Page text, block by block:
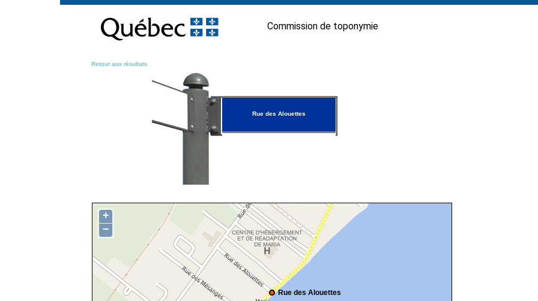
contenu
Commission de toponymie
Retour aux résultats
Rue des Alouettes
Rue des Alouettes
+
−